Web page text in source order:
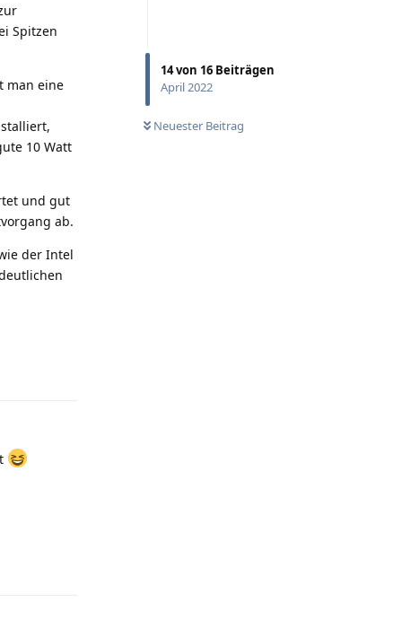
14von 16 Beiträgen
April 2022
Neuester Beitrag
Spitzen
man eine
10 Watt
und gut
ab.
der Intel